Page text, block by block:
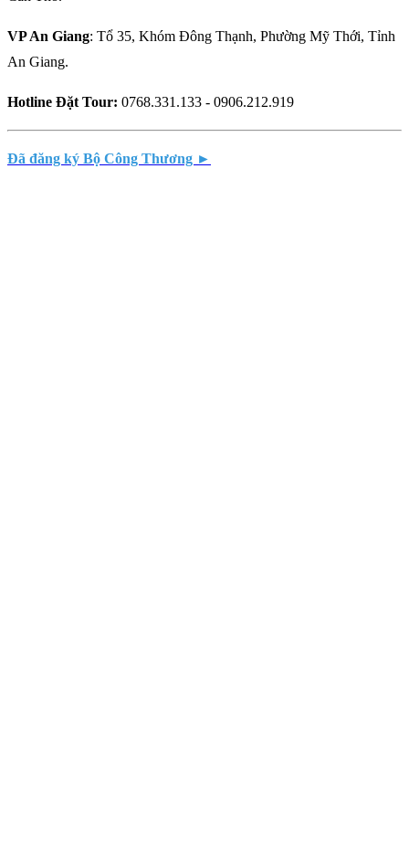
VP An Giang: Tổ 35, Khóm Đông Thạnh, Phường Mỹ Thới, Tỉnh
An Giang.
Hotline Đặt Tour: 0768.331.133 - 0906.212.919
Đã đăng ký Bộ Công Thương ►